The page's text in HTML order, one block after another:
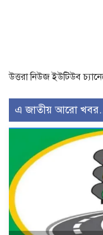
উত্তরা নিউজ ইউটিউব
এ জাতীয় আরো